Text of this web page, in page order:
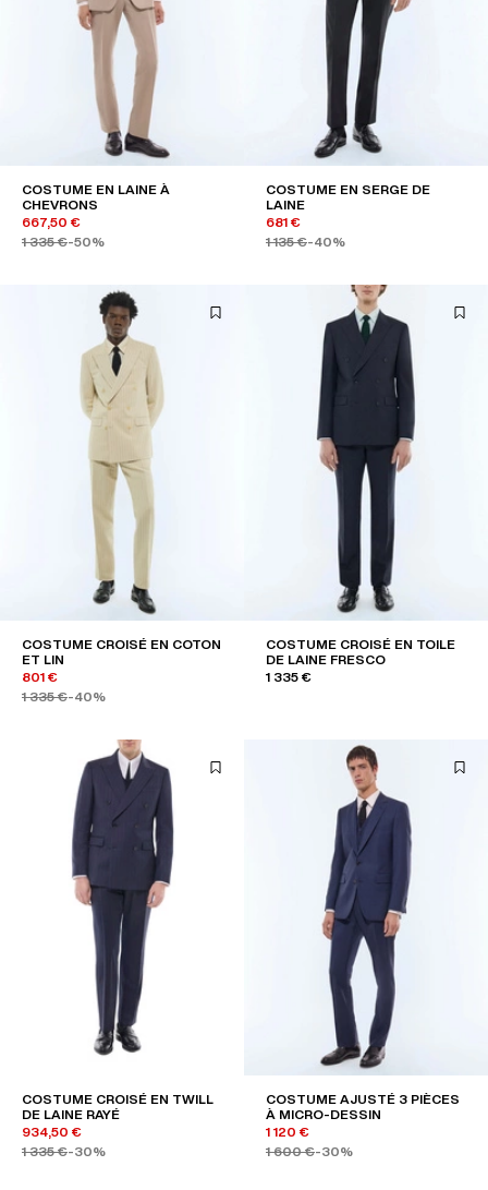
COSTUME EN LAINE À
CHEVRONS
667,50 €
1 335 €-50%
COSTUME EN SERGE DE
LAINE
681 €
1 135 €-40%
COSTUME CROISÉ EN COTON
ET LIN
801 €
1 335 €-40%
COSTUME CROISÉ EN TOILE
DE LAINE FRESCO
1 335 €
COSTUME CROISÉ EN TWILL
DE LAINE RAYÉ
934,50 €
1 335 €-30%
COSTUME AJUSTÉ 3 PIÈCES
À MICRO-DESSIN
1 120 €
1 600 €-30%